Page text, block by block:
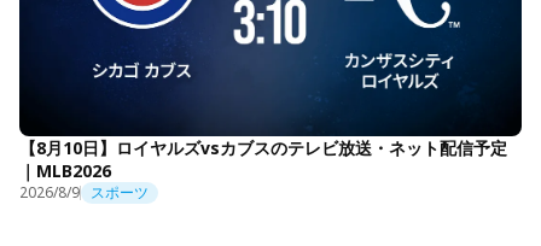
【8月10日】ロイヤルズvsカブスのテレビ放送・ネット配信予定
｜MLB2026
2026/8/9 スポーツ